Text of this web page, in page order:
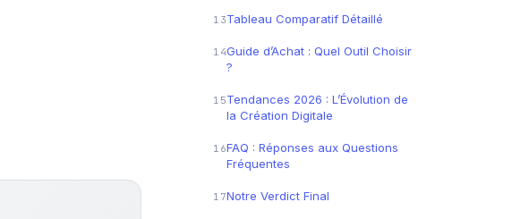
13Tableau Comparatif Détaillé
14Guide d’Achat : Quel Outil Choisir
?
15Tendances 2026 : L’Évolution de
la Création Digitale
16FAQ : Réponses aux Questions
Fréquentes
17Notre Verdict Final